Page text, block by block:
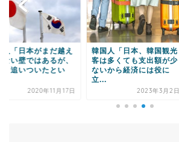
Powered by livedoor 相互RSS
人「日本がまだ越え
ない壁ではあるが、
り追いついたとい
2020年11月17日
韓国人「日本、韓国観光
客は多くても支出額が少
ないから経済には役に
立...
2023年3月2日